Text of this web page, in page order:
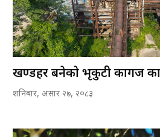
खण्डहर बनेकाे भृकुटी कागज
शनिबार, असार २७, २०८३